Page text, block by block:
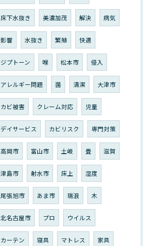
床下水抜き 美濃加茂 解決 病気
影響 水抜き 繁殖 快適
ジプトーン 喉 松本市 侵入
アレルギー問題 菌 清潔 大津市
カビ被害 クレーム対応 児童
デイサービス カビリスク 専門対策
高岡市 富山市 土岐 畳 滋賀
津島市 射水市 床上 湿度
尾張旭市 あま市 瑞浪 木
北名古屋市 プロ ウイルス
カーテン 寝具 マトレス 家具